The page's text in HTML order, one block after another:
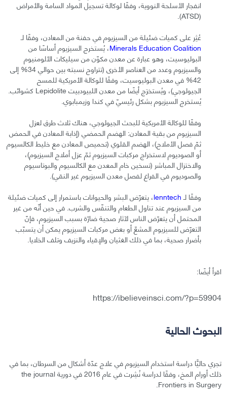
انفجار الأسلحة النووية، وفقًا لوكالة تسجيل المواد السامة والأمراض
(ATSD).
عُثِر على كميات ضئيلة من السيزيوم في حفنة من المعادن، وفقًا لـ
Minerals Education Coalition، يُستخرج السيزيوم أساسًا من
البوليوسيت، وهو عبارة عن معدن مكوّن من سيليكات الألومنيوم
والسيزيوم وعدد من العناصر الأخرى (تتراوح نسبته بين حوالي 34% إلى
42% في معدن البوليوسيت، وفقًا للوكالة الأمريكية للمسح
الجيولوجي)، ويُستخرَج أيضًا من معدن اللبيودبيت Lepidolite كشوائب.
يُستخرج السيزيوم بشكل رئيسيّ في كندا وزيمبابوي.
وفقًا للوكالة الأمريكية للبحث الجيولوجي، هناك ثلاث طرق لعزل
السيزيوم من بقية المعادن: الهضم الحمضي (إذابة المعادن في الحمض
ثمّ فصل الأملاح)، الهضم القلوي (تحميص المعادن مع خليط الكالسيوم
أو الصوديوم لاستخراج مركبات السيزيوم ثمّ عزل أملاح السيزيوم)،
والاختزال المباشر (تسخين خام المعدن مع الكالسيوم والبوتاسيوم
والصوديوم في الفراغ لفصل معدن السيزيوم غير النقي).
وفقًا لـlenntech، يتعرّض البشر والحيوانات باستمرار إلى كميات ضئيلة
من السيزيوم عند تناول الطعام والتنفّس والشرب. في حين أنّه من غير
المحتمل أن يتعرّض الناس لآثار صحية ضارّة بسبب السيزيوم، فإنّ
التعرّض للسيزيوم المشعّ أو بعض مركبات السيزيوم يمكن أن يتسبّب
بأضرار صحية، بما في ذلك الغثيان والإقياء والنزيف وتلف الخلايا.
اقرأ أيضًا:
https://ibelieveinsci.com/?p=59904
البحوث الحالية
تجري حاليًّا دراسة استخدام السيزيوم في علاج عدّة أشكال من السرطان، بما في
ذلك أورام المخ، وفقًا لدراسة نُشِرت في عام 2016 في دورية the journal
Frontiers in Surgery.